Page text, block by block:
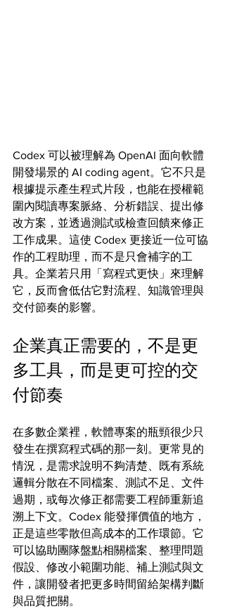
Codex 可以被理解為 OpenAI 面向軟體
開發場景的 AI coding agent。它不只是
根據提示產生程式片段，也能在授權範
圍內閱讀專案脈絡、分析錯誤、提出修
改方案，並透過測試或檢查回饋來修正
工作成果。這使 Codex 更接近一位可協
作的工程助理，而不是只會補字的工
具。企業若只用「寫程式更快」來理解
它，反而會低估它對流程、知識管理與
交付節奏的影響。
企業真正需要的，不是更
多工具，而是更可控的交
付節奏
在多數企業裡，軟體專案的瓶頸很少只
發生在撰寫程式碼的那一刻。更常見的
情況，是需求說明不夠清楚、既有系統
邏輯分散在不同檔案、測試不足、文件
過期，或每次修正都需要工程師重新追
溯上下文。Codex 能發揮價值的地方，
正是這些零散但高成本的工作環節。它
可以協助團隊盤點相關檔案、整理問題
假設、修改小範圍功能、補上測試與文
件，讓開發者把更多時間留給架構判斷
與品質把關。